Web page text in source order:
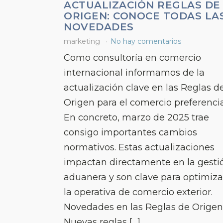
ACTUALIZACIÓN REGLAS DE
ORIGEN: CONOCE TODAS
NOVEDADES
marketing No hay comentarios
Como consultoría en comercio
internacional informamos de la
actualización clave en las Reglas
Origen para el comercio
En concreto, marzo de 2025 trae
consigo importantes cambios
normativos. Estas actualizaciones
impactan directamente en la
aduanera y son clave para
la operativa de comercio exterior.
Novedades en las Reglas de Origen